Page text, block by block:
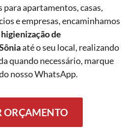
apartamentos, casas,
e empresas, encaminhamos
de
até o seu local, realizando
quando necessário, marque
nosso WhatsApp.
ORÇAMENTO